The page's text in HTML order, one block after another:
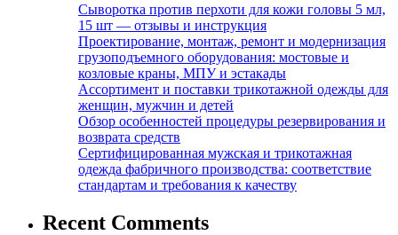
Сыворотка против перхоти для кожи головы 5 мл,
15 шт — отзывы и инструкция
Проектирование, монтаж, ремонт и модернизация
грузоподъемного оборудования: мостовые и
козловые краны, МПУ и эстакады
Ассортимент и поставки трикотажной одежды для
женщин, мужчин и детей
Обзор особенностей процедуры резервирования и
возврата средств
Сертифицированная мужская и трикотажная
одежда фабричного производства: соответствие
стандартам и требования к качеству
Recent Comments